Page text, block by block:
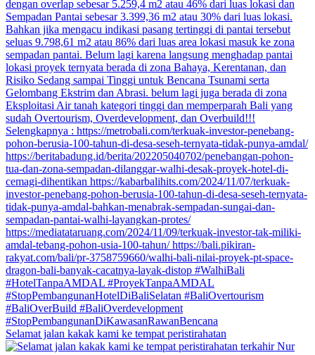
Selamat jalan kakak kami ke tempat peristirahatan